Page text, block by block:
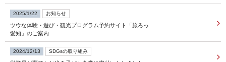
お取引様用通報窓口
ホテルパンフレット
FOLLOW US
2025/1/22 お知らせ
ツウな体験・遊び・観光プログラム予約サイト「旅ろっ
愛知」のご案内
2024/12/13 SDGsの取り組み